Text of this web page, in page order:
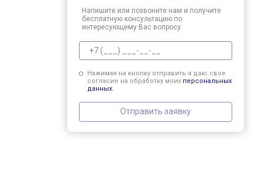
Напишите или позвоните нам и получите
бесплатную консультацию по
интересующему Вас вопросу.
Нажимая на кнопку отправить я даю свое
согласие на обработку моих персональных
данных.
Отправить заявку